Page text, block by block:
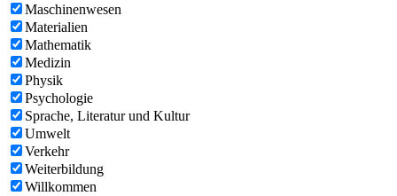
Maschinenwesen
Materialien
Mathematik
Medizin
Physik
Psychologie
Sprache, Literatur und Kultur
Umwelt
Verkehr
Weiterbildung
Willkommen